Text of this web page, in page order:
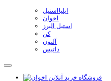
ایلیااستیل
اخوان
استیل البرز
کن
آلتون
داتیس